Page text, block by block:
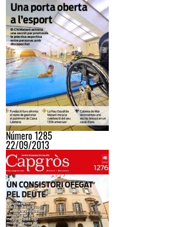
Número 1285
22/09/2013